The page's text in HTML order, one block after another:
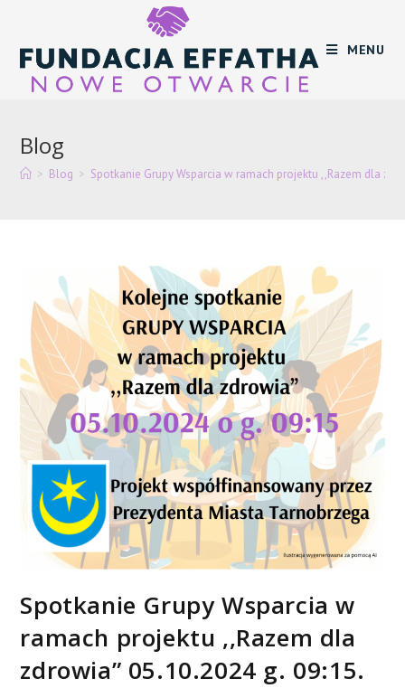
content
MENU
Blog
> Blog > Spotkanie Grupy Wsparcia w ramach projektu ,,Razem dla
Spotkanie Grupy Wsparcia w
ramach projektu ,,Razem dla
zdrowia” 05.10.2024 g. 09:15.